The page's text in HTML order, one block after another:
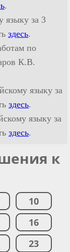
.
языку за 3
здесь.
по
К.В.
языку за
здесь.
языку за
здесь.
к
10
16
23